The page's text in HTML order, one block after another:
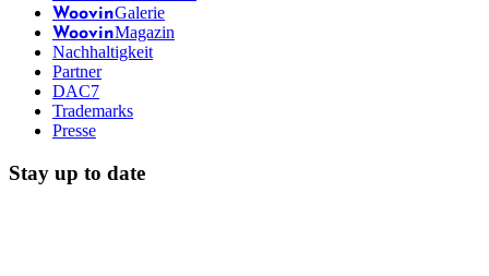
WoovinGalerie
WoovinMagazin
Nachhaltigkeit
Partner
DAC7
Trademarks
Presse
Stay up to date